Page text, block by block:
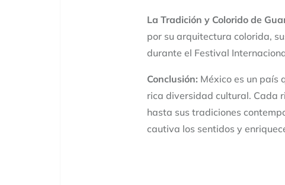
La Tradición y Colorido de
por su arquitectura colorida,
durante el Festival
Conclusión: México es un país
rica diversidad cultural. Cada
hasta sus tradiciones
cautiva los sentidos y